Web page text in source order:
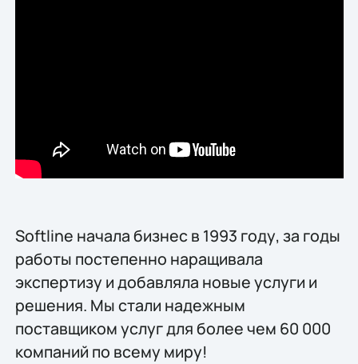
Softline начала бизнес в 1993 году, за годы
работы постепенно наращивала
экспертизу и добавляла новые услуги и
решения. Мы стали надежным
поставщиком услуг для более чем 60 000
компаний по всему миру!